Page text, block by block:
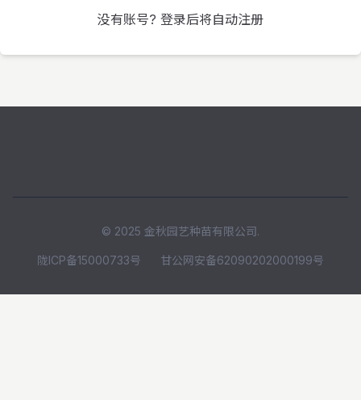
没有账号? 登录后将自动注册
© 2025 金秋园艺种苗有限公司.
陇ICP备15000733号 甘公网安备62090202000199号